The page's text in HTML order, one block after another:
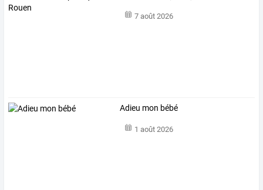
7 août 2026
Adieu mon bébé
1 août 2026